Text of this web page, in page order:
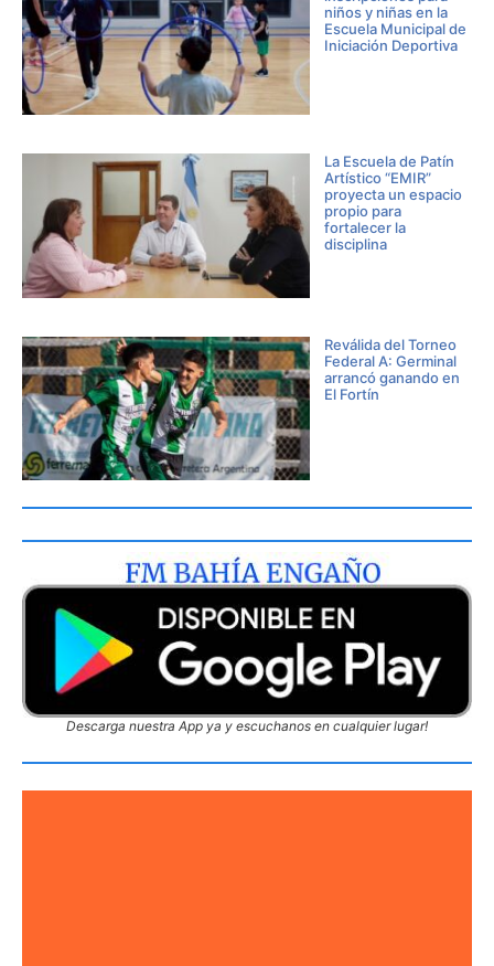
niños y niñas en la
Escuela Municipal de
Iniciación Deportiva
La Escuela de Patín
Artístico “EMIR”
proyecta un espacio
propio para
fortalecer la
disciplina
Reválida del Torneo
Federal A: Germinal
arrancó ganando en
El Fortín
Descarga nuestra App ya y escuchanos en cualquier lugar!